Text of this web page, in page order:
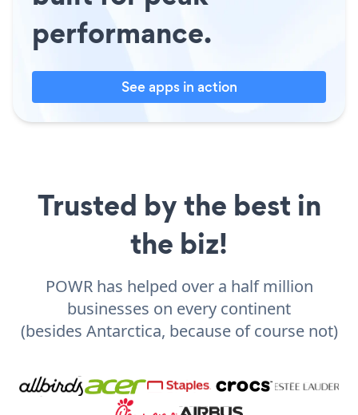
performance.
See apps in action
Trusted by the best in
the biz!
POWR has helped over a half million
businesses on every continent
(besides Antarctica, because of course not)